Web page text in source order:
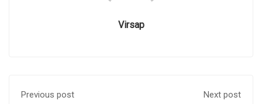
Virsap
Previous post Next post